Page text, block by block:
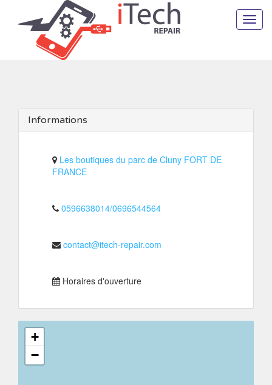
Informations
Les boutiques du parc de Cluny FORT DE
FRANCE
0596638014/0696544564
contact@itech-repair.com
Horaires d'ouverture
+
−